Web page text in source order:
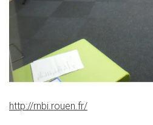
http://rnbi.rouen.fr/